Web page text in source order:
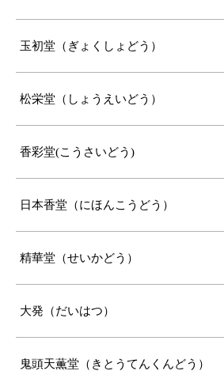
玉初堂（ぎょくしょどう）
松栄堂（しょうえいどう）
香彩堂(こうさいどう)
日本香堂（にほんこうどう）
精華堂（せいかどう）
大発（だいはつ）
鬼頭天薫堂（きとうてんくんどう）